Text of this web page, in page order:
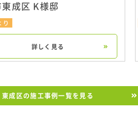
東成区 K様邸
り
詳しく見る
東成区の施工事例一覧を見る